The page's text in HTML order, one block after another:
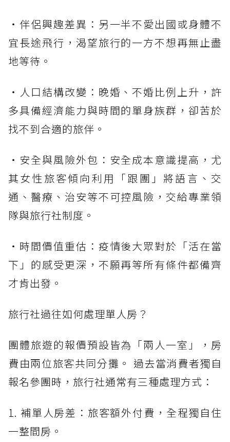
・伴侶興趣差異：另一半不愛出國或身體不
宜長途飛行，渴望旅行的一方不想再無止盡
地等待。
・人口結構改變：晚婚、不婚比例上升，許
多具備經濟能力與時間的單身族群，卻苦於
找不到合適的旅伴。
・安全與風險外包：安全成本意識提高，尤
其女性旅客傾向利用「跟團」將語言、交
通、醫療、治安等不可控風險，交給專業領
隊與旅行社制度。
・時間價值重估：疫情後大眾對於「活在當
下」的感受更深，不願再等所有條件都備齊
才肯出發。
旅行社過往如何處理單人房？
團體旅遊的報價預設皆為「兩人一室」，房
費由兩位旅客共同分攤。 過去當消費者獨自
報名參團時，旅行社通常有三種處理方式：
1. 補單人房差：旅客額外付費，全程獨自住
一整間房。